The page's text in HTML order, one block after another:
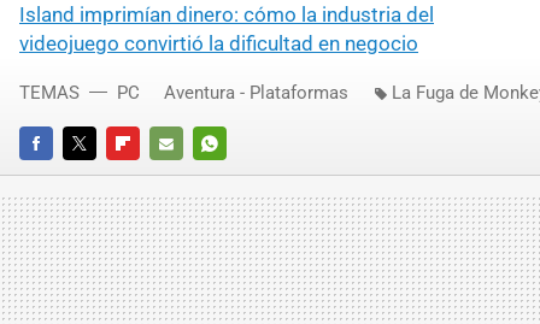
Island imprimían dinero: cómo la industria del
videojuego convirtió la dificultad en negocio
FACEBOOKTWITTERFLIPBOARD
E-
MAIL
WHATSAPP
TEMAS PC Aventura - Plataformas La Fuga de